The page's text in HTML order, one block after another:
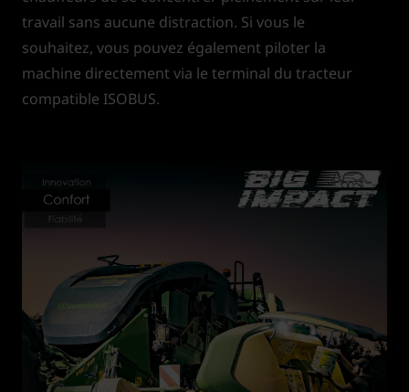
travail sans aucune distraction. Si vous le
souhaitez, vous pouvez également piloter la
machine directement via le terminal du tracteur
compatible ISOBUS.